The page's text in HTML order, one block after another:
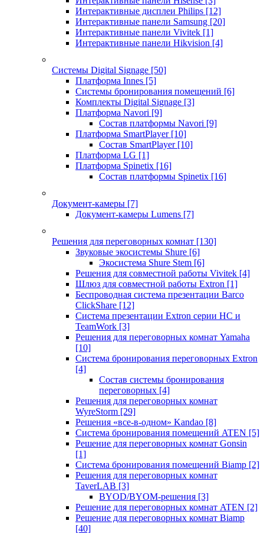
Интерактивные дисплеи Philips [12]
Интерактивные панели Samsung [20]
Интерактивные панели Vivitek [1]
Интерактивные панели Hikvision [4]
Системы Digital Signage [50]
Платформа Innes [5]
Системы бронирования помещений [6]
Комплекты Digital Signage [3]
Платформа Navori [9]
Состав платформы Navori [9]
Платформа SmartPlayer [10]
Состав SmartPlayer [10]
Платформа LG [1]
Платформа Spinetix [16]
Состав платформы Spinetix [16]
Документ-камеры [7]
Документ-камеры Lumens [7]
Решения для переговорных комнат [130]
Звуковые экосистемы Shure [6]
Экосистема Shure Stem [6]
Решения для совместной работы Vivitek [4]
Шлюз для совместной работы Extron [1]
Беспроводная система презентации Barco
ClickShare [12]
Система презентации Extron серии HC и
TeamWork [3]
Решения для переговорных комнат Yamaha
[10]
Система бронирования переговорных Extron
[4]
Состав системы бронирования
переговорных [4]
Решения для переговорных комнат
WyreStorm [29]
Решения «все-в-одном» Kandao [8]
Система бронирования помещений ATEN [5]
Решение для переговорных комнат Gonsin
[1]
Система бронирования помещений Biamp [2]
Решения для переговорных комнат
TaverLAB [3]
BYOD/BYOM-решения [3]
Решение для переговорных комнат ATEN [2]
Решение для переговорных комнат Biamp
[40]